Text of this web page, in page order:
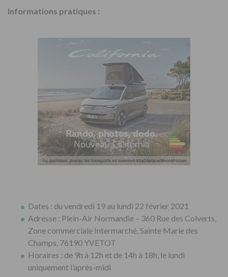
Informations pratiques :
Dates : du vendredi 19 au lundi 22 février 2021
Adresse : Plein-Air Normandie – 360 Rue des Colverts,
Zone commerciale Intermarché, Sainte Marie des
Champs, 76190 YVETOT
Horaires : de 9h à 12h et de 14h à 18h, le lundi
uniquement l’après-midi